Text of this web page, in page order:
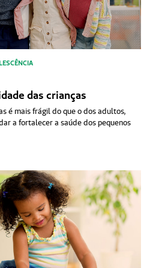
das crianças
é mais frágil do que o dos adultos,
a fortalecer a saúde dos pequenos